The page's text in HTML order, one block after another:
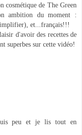
cosmétique de The Green
ambition du moment :
et...français!!!
d'avoir des recettes de
superbes sur cette vidéo!
peu et je lis tout en